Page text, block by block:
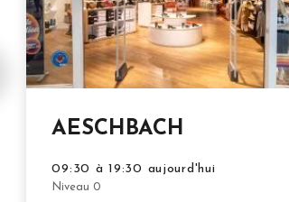
AESCHBACH
09:30 à 19:30 aujourd'hui
Niveau 0